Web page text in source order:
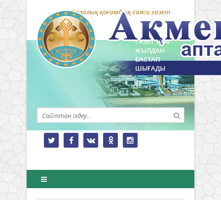
Қалалық қоғамдық-саяси газет
ГАЗЕТ 1994
ЖЫЛДАН
БАСТАП
ШЫҒАДЫ